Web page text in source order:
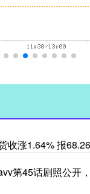
收涨1.64% 报
第45话剧照公开